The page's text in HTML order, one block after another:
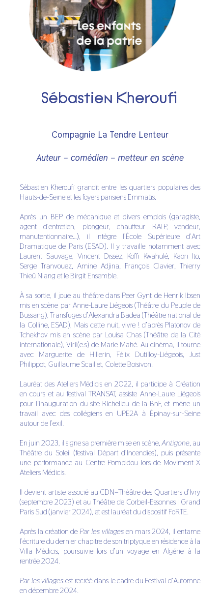
Sébastien Kheroufi
Compagnie La Tendre Lenteur
Auteur – comédien – metteur en scène
Sébastien Kheroufi grandit entre les quartiers populaires des
Hauts-de-Seine et les foyers parisiens Emmaüs.
Après un BEP de mécanique et divers emplois (garagiste,
agent d’entretien, plongeur, chauffeur RATP, vendeur,
manutentionnaire…), il intègre l’École Supérieure d’Art
Dramatique de Paris (ESAD). Il y travaille notamment avec
Laurent Sauvage, Vincent Dissez, Koffi Kwahulé, Kaori Ito,
Serge Tranvouez, Amine Adjina, François Clavier, Thierry
Thieû Niang et le Birgit Ensemble.
À sa sortie, il joue au théâtre dans Peer Gynt de Henrik Ibsen
mis en scène par Anne-Laure Liégeois (Théâtre du Peuple de
Bussang), Transfuges d’Alexandra Badea (Théâtre national de
la Colline, ESAD), Mais cette nuit, vivre ! d’après Platonov de
Tchekhov mis en scène par Louisa Chas (Théâtre de la Cité
internationale), Viril(e.s) de Marie Mahé. Au cinéma, il tourne
avec Marguerite de Hillerin, Félix Dutilloy-Liégeois, Just
Philippot, Guillaume Scaillet, Colette Boisivon.
Lauréat des Ateliers Médicis en 2022, il participe à Création
en cours et au festival TRANSAT, assiste Anne-Laure Liégeois
pour l’inauguration du site Richelieu de la BnF, et mène un
travail avec des collégiens en UPE2A à Épinay-sur-Seine
autour de l’exil.
En juin 2023, il signe sa première mise en scène,Antigone, au
Théâtre du Soleil (festival Départ d’Incendies), puis présente
une performance au Centre Pompidou lors de Moviment X
Ateliers Médicis.
Il devient artiste associé au CDN–Théâtre des Quartiers d’Ivry
(septembre 2023) et au Théâtre de Corbeil-Essonnes | Grand
Paris Sud (janvier 2024), et est lauréat du dispositif FoRTE.
Après la création dePar les villagesen mars 2024, il entame
l’écriture du dernier chapitre de son triptyque en résidence à la
Villa Médicis, poursuivie lors d’un voyage en Algérie à la
rentrée 2024.
Par les villagesest recréé dans le cadre du Festival d’Automne
en décembre 2024.